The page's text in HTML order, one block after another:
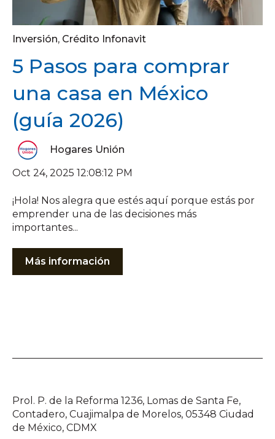
Inversión, Crédito Infonavit
5 Pasos para comprar
una casa en México
(guía 2026)
Hogares Unión
Oct 24, 2025 12:08:12 PM
¡Hola! Nos alegra que estés aquí porque estás por
emprender una de las decisiones más
importantes...
Más información
Prol. P. de la Reforma 1236, Lomas de Santa Fe,
Contadero, Cuajimalpa de Morelos, 05348 Ciudad
de México, CDMX